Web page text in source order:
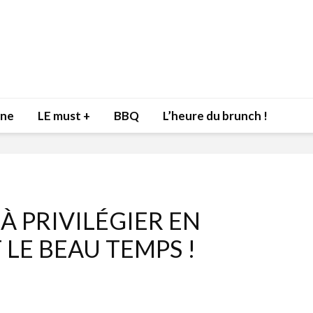
LE must + BBQ L’heure du brunch !
PRIVILÉGIER EN
BEAU TEMPS !
Inspiration du Chef
Danny pour recevoir
l’être aimé à la Saint-